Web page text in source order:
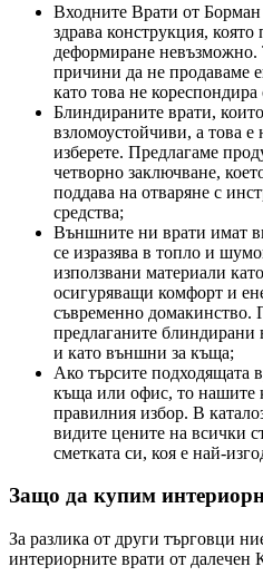
Входните Врати от
здрава конструкция,
деформиране невъзможно.
причини да не продаваме
като това не
Блиндираните врати,
взломоустойчиви, а това
изберете. Предлагаме
четворно заключване,
поддава на отваряне с
средства;
Външните ни врати имат
се изразява в топло и
използвани материали
осигуряващи комфорт и
съвременно домакинство.
предлаганите блиндирани
и като външни за къща;
Ако търсите подходящата
къща или офис, то нашите
правилния избор. В
видите цените на всички
сметката си, коя е най-
Защо да купим
За разлика от други търговци
интериорните врати от далечен